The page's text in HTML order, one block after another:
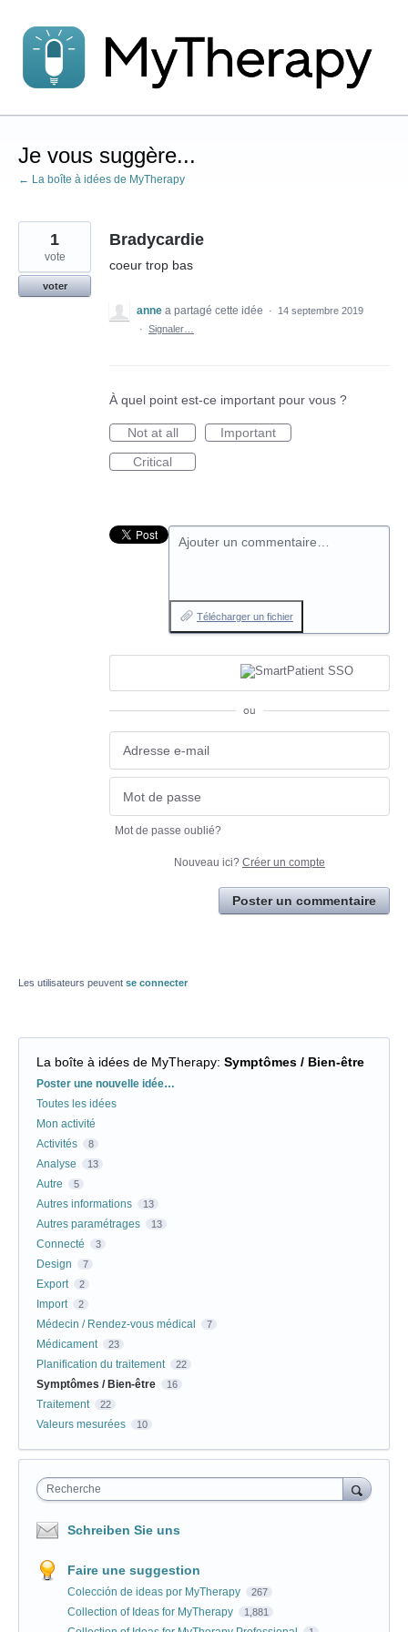
au
contenu
Je vous suggère...
← La boîte à idées de MyTherapy
Bradycardie
coeur trop bas
1
vote
voter
anne a partagé cette idée ·
14 septembre 2019
· Signaler…
À quel point est-ce important pour vous ?
Not at all
Important
Critical
Ajouter un commentaire…
Télécharger un fichier
ou
Mot de passe oublié?
Nouveau ici? Créer un compte
Poster un commentaire
Les utilisateurs peuvent se connecter
La boîte à idées de MyTherapy: Symptômes / Bien-être
Catégories
Poster une nouvelle idée…
Toutes les idées
Mon activité
Activités
8
Analyse 13
Autre 5
Autres informations 13
Autres paramétrages 13
Connecté 3
Design 7
Export 2
Import 2
Médecin / Rendez-vous médical 7
Médicament 23
Planification du traitement 22
Symptômes / Bien-être 16
Traitement 22
Valeurs mesurées 10
Recherche
Schreiben Sie uns
Faire une suggestion
Colección de ideas por MyTherapy 267
Collection of Ideas for MyTherapy 1,881